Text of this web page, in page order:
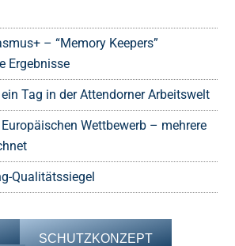
– “Memory Keepers”
Ergebnisse
Tag in der Attendorner Arbeitswelt
Wettbewerb – mehrere
Qualitätssiegel
SCHUTZKONZEPT